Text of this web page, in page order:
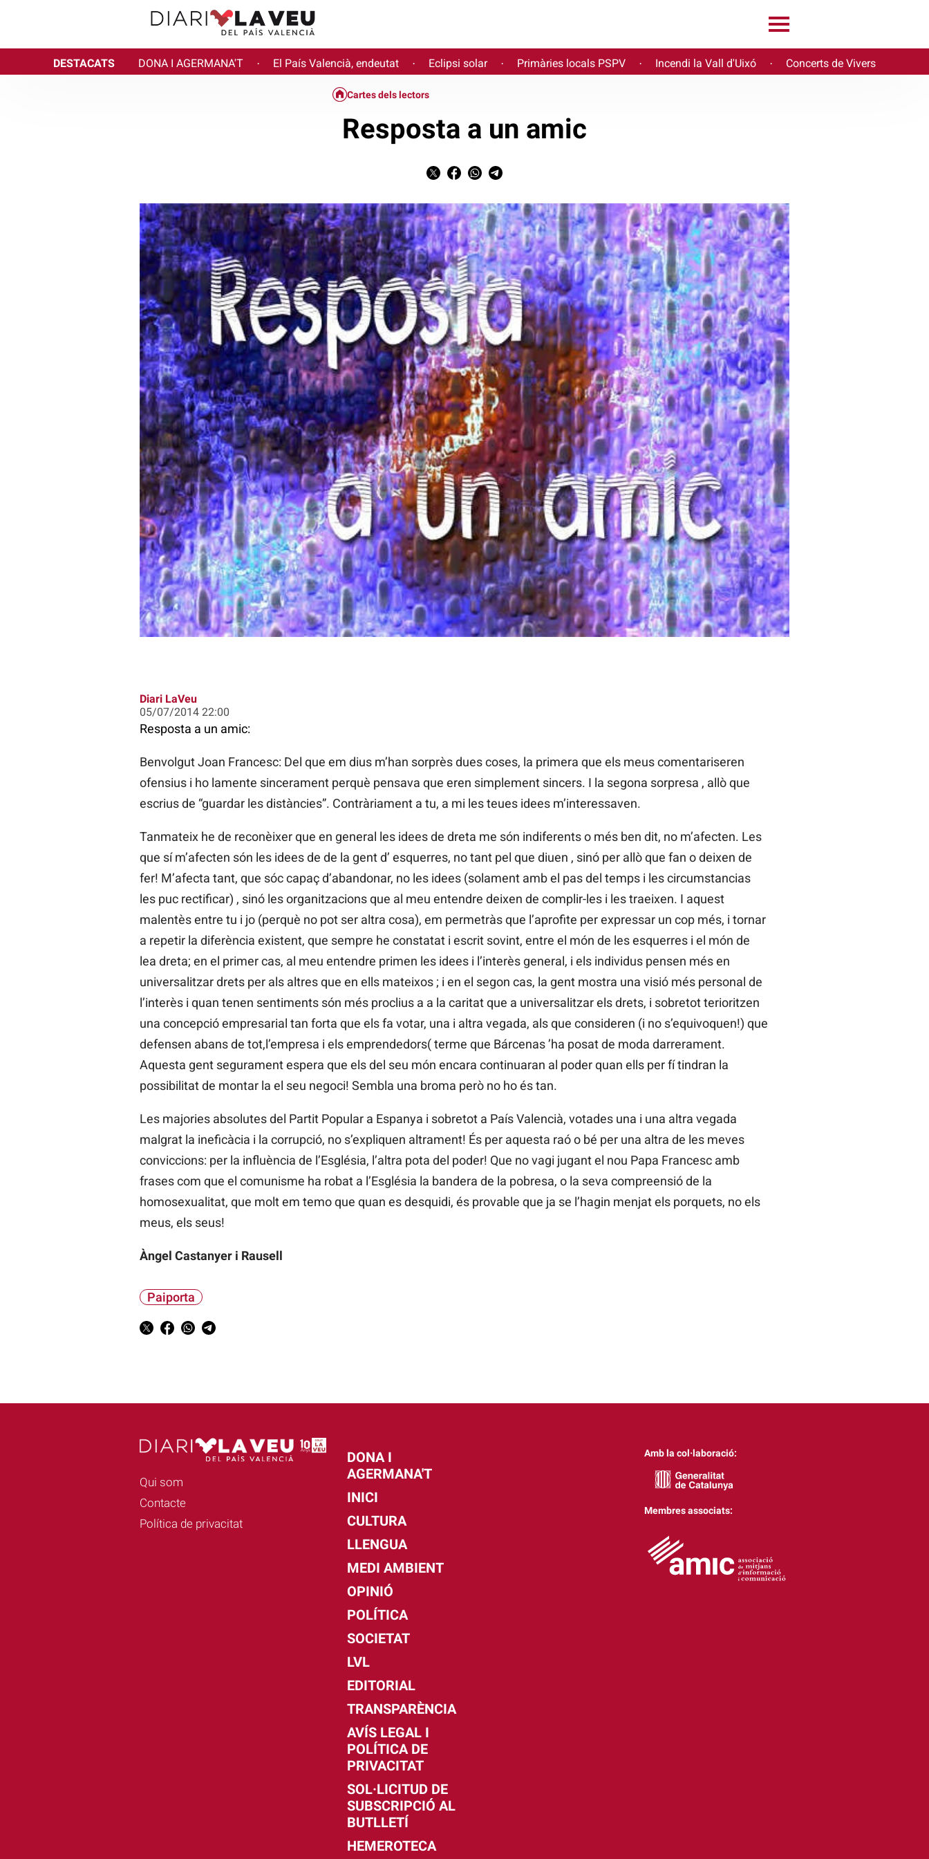
DESTACATS DONA I AGERMANA'T · El País Valencià, endeutat · Eclipsi solar · Primàries locals PSPV · Incendi la Vall d'Uixó · Concerts de Vivers
Cartes dels lectors
Resposta a un amic
Diari LaVeu
05/07/2014 22:00
Resposta a un amic:
Benvolgut Joan Francesc: Del que em dius m’han sorprès dues coses, la primera que els meus comentariseren
ofensius i ho lamente sincerament perquè pensava que eren simplement sincers. I la segona sorpresa , allò que
escrius de “guardar les distàncies”. Contràriament a tu, a mi les teues idees m’interessaven.
Tanmateix he de reconèixer que en general les idees de dreta me són indiferents o més ben dit, no m’afecten. Les
que sí m’afecten són les idees de de la gent d’ esquerres, no tant pel que diuen , sinó per allò que fan o deixen de
fer! M’afecta tant, que sóc capaç d’abandonar, no les idees (solament amb el pas del temps i les circumstancias
les puc rectificar) , sinó les organitzacions que al meu entendre deixen de complir-les i les traeixen. I aquest
malentès entre tu i jo (perquè no pot ser altra cosa), em permetràs que l’aprofite per expressar un cop més, i tornar
a repetir la diferència existent, que sempre he constatat i escrit sovint, entre el món de les esquerres i el món de
lea dreta; en el primer cas, al meu entendre primen les idees i l’interès general, i els individus pensen més en
universalitzar drets per als altres que en ells mateixos ; i en el segon cas, la gent mostra una visió més personal de
l’interès i quan tenen sentiments són més proclius a a la caritat que a universalitzar els drets, i sobretot terioritzen
una concepció empresarial tan forta que els fa votar, una i altra vegada, als que consideren (i no s’equivoquen!) que
defensen abans de tot,l’empresa i els emprendedors( terme que Bárcenas ’ha posat de moda darrerament.
Aquesta gent segurament espera que els del seu món encara continuaran al poder quan ells per fí tindran la
possibilitat de montar la el seu negoci! Sembla una broma però no ho és tan.
Les majories absolutes del Partit Popular a Espanya i sobretot a País Valencià, votades una i una altra vegada
malgrat la ineficàcia i la corrupció, no s’expliquen altrament! És per aquesta raó o bé per una altra de les meves
conviccions: per la influència de l’Església, l’altra pota del poder! Que no vagi jugant el nou Papa Francesc amb
frases com que el comunisme ha robat a l’Església la bandera de la pobresa, o la seva compreensió de la
homosexualitat, que molt em temo que quan es desquidi, és provable que ja se l’hagin menjat els porquets, no els
meus, els seus!
Àngel Castanyer i Rausell
Paiporta
Qui som
Contacte
Política de privacitat
DONA I
AGERMANA'T
INICI
CULTURA
LLENGUA
MEDI AMBIENT
OPINIÓ
POLÍTICA
SOCIETAT
LVL
EDITORIAL
TRANSPARÈNCIA
AVÍS LEGAL I
POLÍTICA DE
PRIVACITAT
SOL·LICITUD DE
SUBSCRIPCIÓ AL
BUTLLETÍ
HEMEROTECA
Amb la col·laboració:
Membres associats: